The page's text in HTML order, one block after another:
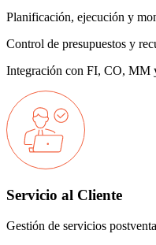
Planificación, ejecución y
Control de presupuestos y
Integración con FI, CO, MM
Servicio al Cliente
Gestión de servicios